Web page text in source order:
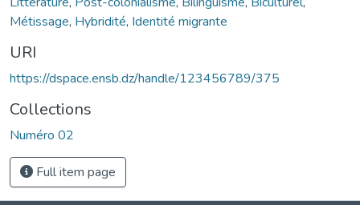
Métissage, Hybridité, Identité migrante
URI
https://dspace.ensb.dz/handle/123456789/375
Collections
Numéro 02
Full item page